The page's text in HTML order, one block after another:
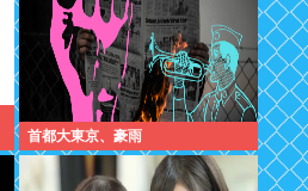
首都大東京、豪雨